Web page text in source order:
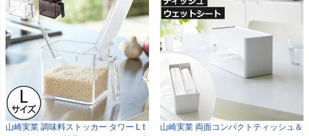
山崎実業 調味料ストッカー タワー L t
山崎実業 両面コンパクトティッシュ＆